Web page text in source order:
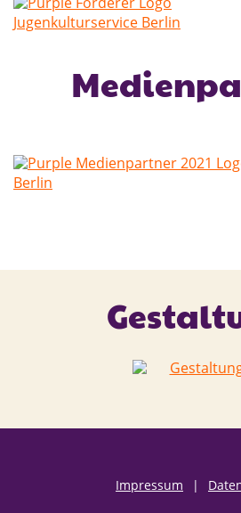
Impressum